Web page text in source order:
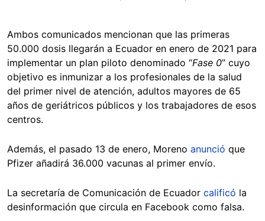
Ambos comunicados mencionan que las primeras
50.000 dosis llegarán a Ecuador en enero de 2021 para
implementar un plan piloto denominado “Fase 0” cuyo
objetivo es inmunizar a los profesionales de la salud
del primer nivel de atención, adultos mayores de 65
años de geriátricos públicos y los trabajadores de esos
centros.
Además, el pasado 13 de enero, Moreno anunció que
Pfizer añadirá 36.000 vacunas al primer envío.
La secretaría de Comunicación de Ecuador calificó la
desinformación que circula en Facebook como falsa.